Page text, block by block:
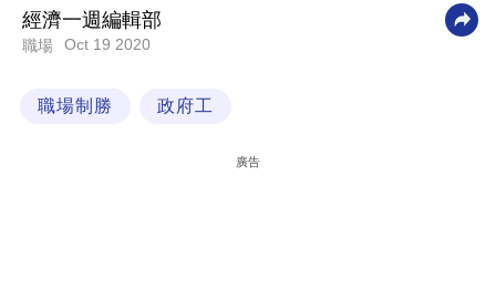
科
技
經濟一週編輯部
職場 Oct 19 2020
職場制勝 政府工
廣告